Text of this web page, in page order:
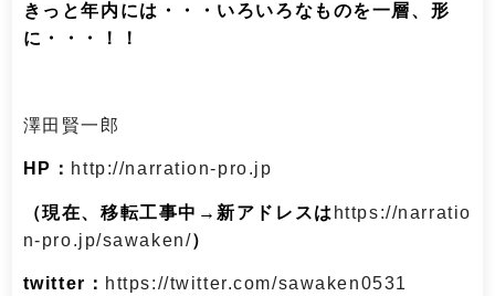
きっと年内には・・・いろいろなものを一層、形
に・・・！！
澤田賢一郎
HP： http://narration-pro.jp
（現在、移転工事中→新アドレスは https://narratio
n-pro.jp/sawaken/）
twitter： https://twitter.com/sawaken0531